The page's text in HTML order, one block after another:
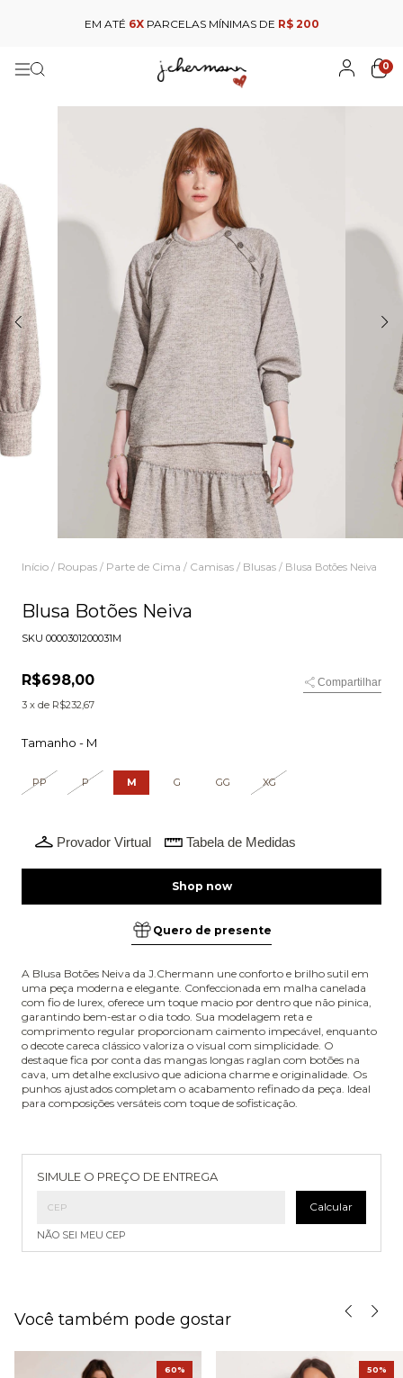
EM ATÉ 6XPARCELAS MÍNIMAS DE R$ 200
0
Início / Roupas / Parte de Cima / Camisas / Blusas / Blusa Botões Neiva
Blusa Botões Neiva
SKU 0000301200031M
R$698,00
Compartilhar
3 x de R$232,67
Tamanho - M
PP P M G GG XG
Provador Virtual Tabela de Medidas
Quero de presente
A Blusa Botões Neiva da J.Chermann une conforto e brilho sutil em
uma peça moderna e elegante. Confeccionada em malha canelada
com fio de lurex, oferece um toque macio por dentro que não pinica,
garantindo bem-estar o dia todo. Sua modelagem reta e
comprimento regular proporcionam caimento impecável, enquanto
o decote careca clássico valoriza o visual com simplicidade. O
destaque fica por conta das mangas longas raglan com botões na
cava, um detalhe exclusivo que adiciona charme e originalidade. Os
punhos ajustados completam o acabamento refinado da peça. Ideal
para composições versáteis com toque de sofisticação.
SIMULE O PREÇO DE ENTREGA
Calcular
NÃO SEI MEU CEP
Você também pode gostar
60% 50%